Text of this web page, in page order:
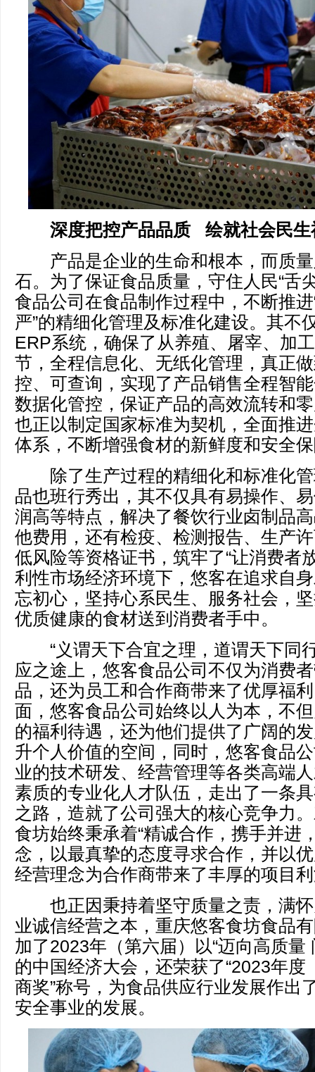
深度把控产品品质
绘就社会民生
产品是企业的生命和根本，而质量
石。为了保证食品质量，守住人民“舌
食品公司在食品制作过程中，不断推
严”的精细化管理及标准化建设。其不
ERP系统，确保了从养殖、屠宰、加
节，全程信息化、无纸化管理，真正
控、可查询，实现了产品销售全程智
数据化管控，保证产品的高效流转和
也正以制定国家标准为契机，全面推
体系，不断增强食材的新鲜度和安全
除了生产过程的精细化和标准化管
品也班行秀出，其不仅具有易操作、
润高等特点，解决了餐饮行业卤制品
他费用，还有检疫、检测报告、生产
低风险等资格证书，筑牢了“让消费者
利性市场经济环境下，悠客在追求自
忘初心，坚持心系民生、服务社会，
优质健康的食材送到消费者手中。
“义谓天下合宜之理，道谓天下同
应之途上，悠客食品公司不仅为消费
品，还为员工和合作商带来了优厚福
面，悠客食品公司始终以人为本，不
的福利待遇，还为他们提供了广阔的
升个人价值的空间，同时，悠客食品
业的技术研发、经营管理等各类高端
素质的专业化人才队伍，走出了一条
之路，造就了公司强大的核心竞争力
食坊始终秉承着“精诚合作，携手并进
念，以最真挚的态度寻求合作，并以
经营理念为合作商带来了丰厚的项目
也正因秉持着坚守质量之责，满怀
业诚信经营之本，重庆悠客食坊食品
加了2023年（第六届）以“迈向高质量
的中国经济大会，还荣获了“2023年度
商奖”称号，为食品供应行业发展作出
安全事业的发展。